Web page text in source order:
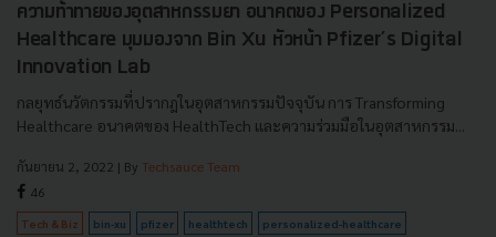
ความท้าทายของอุตสาหกรรมยา อนาคตของ Personalized
Healthcare มุมมองจาก Bin Xu หัวหน้า Pfizer’s Digital
Innovation Lab
กลยุทธ์นวัตกรรมที่ปรากฎในอุตสาหกรรมปัจจุบัน การ Transforming
Healthcare อนาคตของ HealthTech และความร่วมมือในอุตสาหกรรม...
กันยายน 2, 2022 | By Techsauce Team
46
Tech & Biz bin-xu pfizer healthtech personalized-healthcare